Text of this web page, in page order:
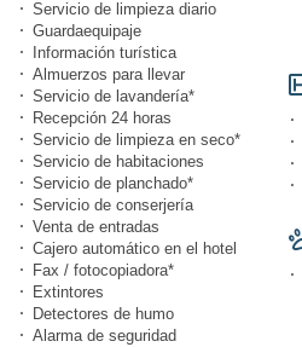
Servicio de limpieza diario
Guardaequipaje
Información turística
Almuerzos para llevar
Servicio de lavandería*
Recepción 24 horas
Servicio de limpieza en seco*
Servicio de habitaciones
Servicio de planchado*
Servicio de conserjería
Venta de entradas
Cajero automático en el hotel
Fax / fotocopiadora*
Extintores
Detectores de humo
Alarma de seguridad